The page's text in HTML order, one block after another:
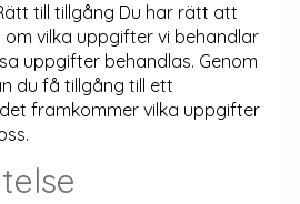
till tillgång Du har rätt att
vilka uppgifter vi behandlar
uppgifter behandlas. Genom
du få tillgång till ett
framkommer vilka uppgifter